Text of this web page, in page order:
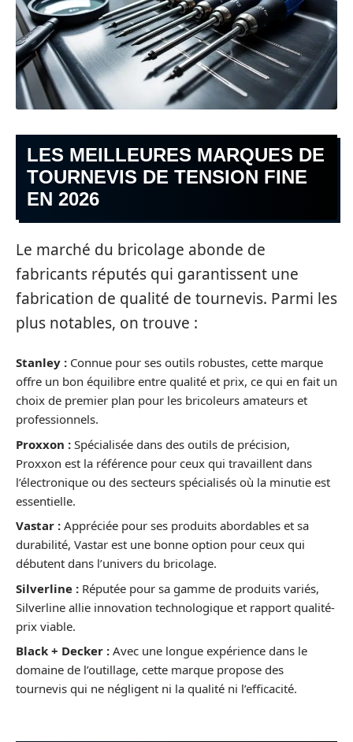
LES MEILLEURES MARQUES DE
TOURNEVIS DE TENSION FINE
EN 2026
Le marché du bricolage abonde de
fabricants réputés qui garantissent une
fabrication de qualité de tournevis. Parmi les
plus notables, on trouve :
Stanley : Connue pour ses outils robustes, cette marque
offre un bon équilibre entre qualité et prix, ce qui en fait un
choix de premier plan pour les bricoleurs amateurs et
professionnels.
Proxxon : Spécialisée dans des outils de précision,
Proxxon est la référence pour ceux qui travaillent dans
l’électronique ou des secteurs spécialisés où la minutie est
essentielle.
Vastar : Appréciée pour ses produits abordables et sa
durabilité, Vastar est une bonne option pour ceux qui
débutent dans l’univers du bricolage.
Silverline : Réputée pour sa gamme de produits variés,
Silverline allie innovation technologique et rapport qualité-
prix viable.
Black + Decker : Avec une longue expérience dans le
domaine de l’outillage, cette marque propose des
tournevis qui ne négligent ni la qualité ni l’efficacité.